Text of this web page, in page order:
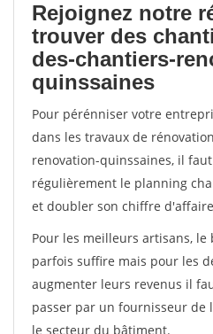
Rejoignez notre
trouver des
des-chantiers-
quinssaines
Pour pérénniser votre
dans les travaux de
renovation-quinssaines, il
régulièrement le planning
et doubler son chiffre
Pour les meilleurs artisans,
parfois suffire mais pour les
augmenter leurs revenus il
passer par un fournisseur de
le secteur du bâtiment.